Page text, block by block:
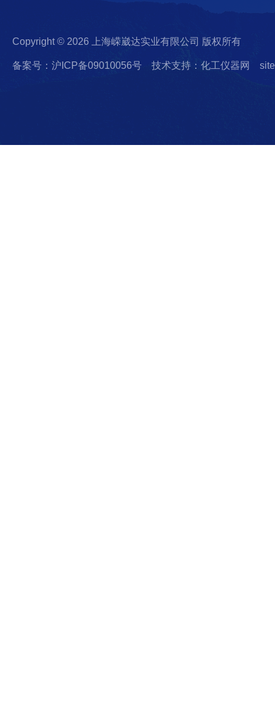
Copyright © 2026 上海嵘崴达实业有限公司 版权所有
备案号：沪ICP备09010056号 技术支持：化工仪器网